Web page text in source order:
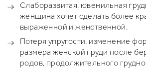
Слаборазвитая, ювенильная
женщина хочет сделать более
выраженной и женственной.
Потеря упругости, изменение
размера женской груди после
родов, продолжительного